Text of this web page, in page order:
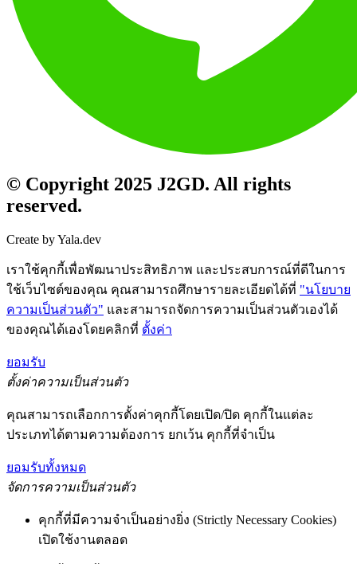
© Copyright 2025 J2GD. All rights
reserved.
Create by Yala.dev
เราใช้คุกกี้เพื่อพัฒนาประสิทธิภาพ และประสบการณ์ที่ดีในการ
ใช้เว็บไซต์ของคุณ คุณสามารถศึกษารายละเอียดได้ที่ "นโยบาย
ความเป็นส่วนตัว" และสามารถจัดการความเป็นส่วนตัวเองได้
ของคุณได้เองโดยคลิกที่ ตั้งค่า
ยอมรับ
ตั้งค่าความเป็นส่วนตัว
คุณสามารถเลือกการตั้งค่าคุกกี้โดยเปิด/ปิด คุกกี้ในแต่ละ
ประเภทได้ตามความต้องการ ยกเว้น คุกกี้ที่จำเป็น
ยอมรับทั้งหมด
จัดการความเป็นส่วนตัว
คุกกี้ที่มีความจำเป็นอย่างยิ่ง (Strictly Necessary Cookies)
เปิดใช้งานตลอด